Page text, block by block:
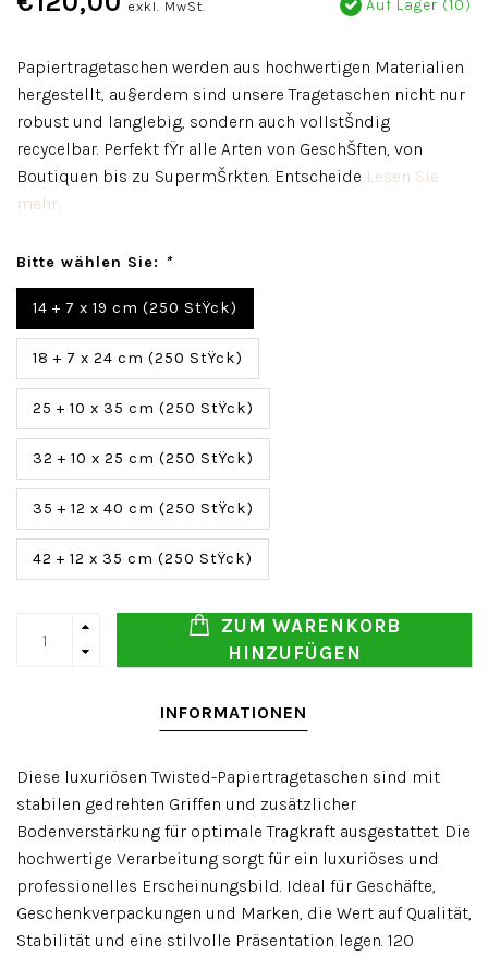
exkl. MwSt. Auf Lager (10)
Papiertragetaschen werden aus hochwertigen Materialien
hergestellt, au§erdem sind unsere Tragetaschen nicht nur
robust und langlebig, sondern auch vollstŠndig
recycelbar. Perfekt fŸr alle Arten von GeschŠften, von
Boutiquen bis zu SupermŠrkten. Entscheide Lesen Sie
mehr..
Bitte wählen Sie: *
14 + 7 x 19 cm (250 StŸck)
18 + 7 x 24 cm (250 StŸck)
25 + 10 x 35 cm (250 StŸck)
32 + 10 x 25 cm (250 StŸck)
35 + 12 x 40 cm (250 StŸck)
42 + 12 x 35 cm (250 StŸck)
ZUM WARENKORB
HINZUFÜGEN
INFORMATIONEN
Diese luxuriösen Twisted-Papiertragetaschen sind mit
stabilen gedrehten Griffen und zusätzlicher
Bodenverstärkung für optimale Tragkraft ausgestattet. Die
hochwertige Verarbeitung sorgt für ein luxuriöses und
professionelles Erscheinungsbild. Ideal für Geschäfte,
Geschenkverpackungen und Marken, die Wert auf Qualität,
Stabilität und eine stilvolle Präsentation legen. 120